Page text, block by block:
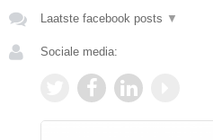
Laatste facebook posts ▼
Sociale media: